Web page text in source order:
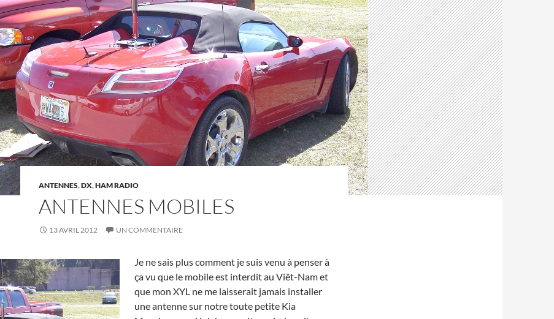
ANTENNES,DX,HAM RADIO
ANTENNES MOBILES
13 AVRIL 2012 UN COMMENTAIRE
Je ne sais plus comment je suis venu à penser à
ça vu que le mobile est interdit au Viêt-Nam et
que mon XYL ne me laisserait jamais installer
une antenne sur notre toute petite Kia